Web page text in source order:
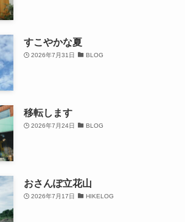
すこやかな夏
2026年7月31日 BLOG
移転します
2026年7月24日 BLOG
おさんぽ立花山
2026年7月17日 HIKELOG